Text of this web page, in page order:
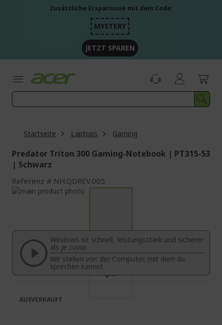
Zusätzliche Ersparnisse mit dem Code:
MYSTERY
JETZT SPAREN
Startseite Laptops Gaming
Predator Triton 300 Gaming-Notebook | PT315-53
| Schwarz
Referenz NH.QDREV.005
Zum
springen
Bildgalerie
springen
Windows ist schnell, leistungsstark und sicherer
als je zuvor.
Wir stellen vor: der Computer, mit dem du
sprechen kannst.
AUSVERKAUFT